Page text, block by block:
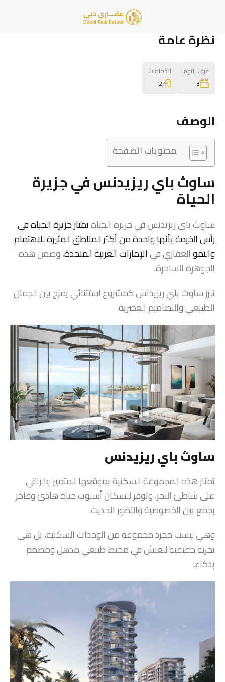
نظرة عامة
غرف النوم
3
الحمامات
2
الوصف
محتويات الصفحة
ساوث باي ريزيدنس في جزيرة
الحياة
ساوث باي ريزيدنس في جزيرة الحياةتمتاز جزيرة الحياة في
رأس الخيمة بأنها واحدة من أكثر المناطق المثيرة للاهتمام
والنموالعقاري فيالإمارات العربية المتحدة، وضمن هذه
الجوهرة الساحرة.
تبرز ساوث باي ريزيدنس كمشروع استثنائي يمزج بين الجمال
الطبيعي والتصاميم العصرية.
ساوث باي ريزيدنس
تمتاز هذه المجموعة السكنية بموقعها المتميز والراقي
على شاطئ البحر، وتوفر للسكان أسلوب حياة هادئ وفاخر
يجمع بين الخصوصية والتطور الحديث.
وهي ليست مجرد مجموعة من الوحدات السكنية، بل هي
تجربة حقيقية للعيش في محيط طبيعي مذهل ومصمم
بذكاء.